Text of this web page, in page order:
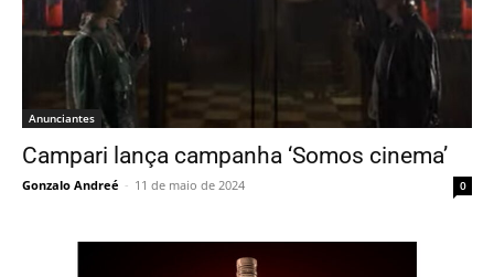
Anunciantes
Campari lança campanha ‘Somos cinema’
Gonzalo Andreé - 11 de maio de 2024 0